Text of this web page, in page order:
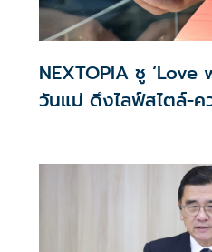
NEXTOPIA ชู ‘Love
วันแม่ ดึงไลฟ์สไตล์-ค